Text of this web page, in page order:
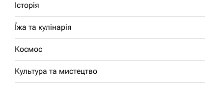
Історія
Їжа та кулінарія
Космос
Культура та мистецтво